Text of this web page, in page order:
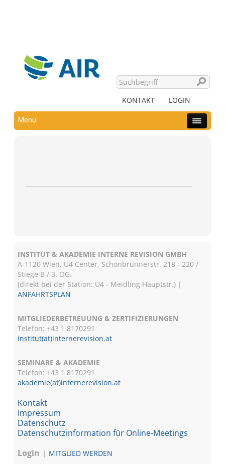
KONTAKT LOGIN
Menu
INSTITUT & AKADEMIE INTERNE REVISION GMBH
A-1120 Wien, U4 Center, Schönbrunnerstr. 218 - 220 /
Stiege B / 3. OG.
(direkt bei der Station: U4 - Meidling Hauptstr.) |
ANFAHRTSPLAN
MITGLIEDERBETREUUNG & ZERTIFIZIERUNGEN
Telefon: +43 1 8170291
institut(at)internerevision.at
SEMINARE & AKADEMIE
Telefon: +43 18170291
akademie(at)internerevision.at
Kontakt
Impressum
Datenschutz
Datenschutzinformation für Online-Meetings
Login
MITGLIED WERDEN